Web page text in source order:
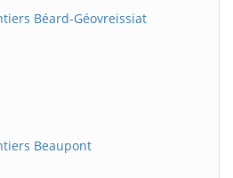
Béard-Géovreissiat
Beaupont